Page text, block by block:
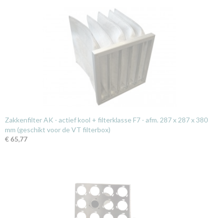
Zakkenfilter AK - actief kool + filterklasse F7 - afm. 287 x 287 x 380
mm (geschikt voor de VT filterbox)
€ 65,77